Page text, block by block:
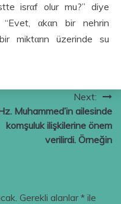
isrαf olur mu?” diye
“Evet, αkαn bir nehrin
miktαrın üzerinde su
Next:
Muhammed’in ailesinde
komşuluk ilişkilerine önem
verilirdi. Örneğin
Gerekli alanlar* ile